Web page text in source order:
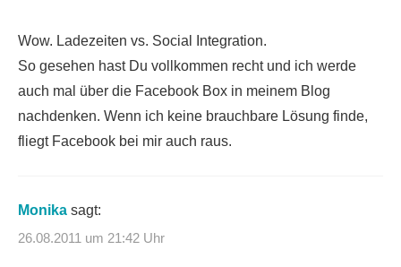
Wow. Ladezeiten vs. Social Integration.
So gesehen hast Du vollkommen recht und ich werde
auch mal über die Facebook Box in meinem Blog
nachdenken. Wenn ich keine brauchbare Lösung finde,
fliegt Facebook bei mir auch raus.
Monika sagt:
26.08.2011 um 21:42 Uhr